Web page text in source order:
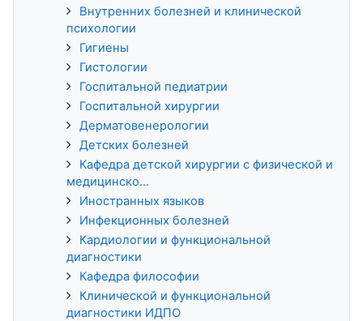
Внутренних болезней и клинической
психологии
Гигиены
Гистологии
Госпитальной педиатрии
Госпитальной хирургии
Дерматовенерологии
Детских болезней
Кафедра детской хирургии с физической и
медицинско...
Иностранных языков
Инфекционных болезней
Кардиологии и функциональной
диагностики
Кафедра философии
Клинической и функциональной
диагностики ИДПО